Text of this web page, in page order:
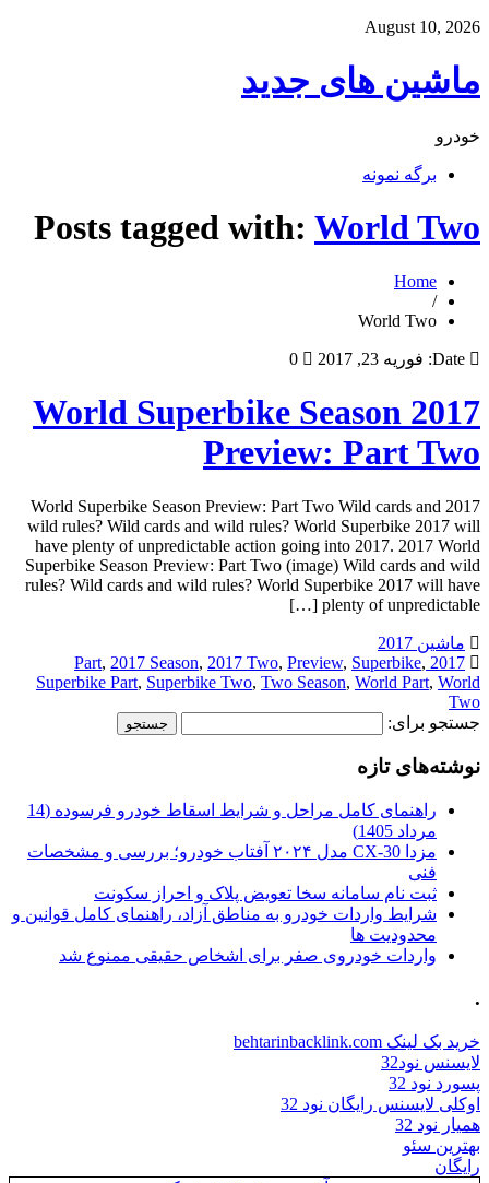
August 10, 2026
ماشین های جدید
خودرو
برگه نمونه
Posts tagged with: World Two
Home
/
World Two
Date: فوریه 23, 2017 0
2017 World Superbike Season
Preview: Part Two
2017 World Superbike Season Preview: Part Two Wild cards and
wild rules? Wild cards and wild rules? World Superbike 2017 will
have plenty of unpredictable action going into 2017. 2017 World
Superbike Season Preview: Part Two (image) Wild cards and wild
rules? Wild cards and wild rules? World Superbike 2017 will have
plenty of unpredictable […]
ماشین 2017
2017 Part
, 2017 Season, 2017 Two, Preview, Superbike,
Superbike Part, Superbike Two, Two Season, World Part, World
Two
جستجو برای:
نوشته‌های تازه
راهنمای کامل مراحل و شرایط اسقاط خودرو فرسوده (14
مرداد 1405)
مزدا CX-30 مدل ۲۰۲۴ آفتاب خودرو؛ بررسی و مشخصات
فنی
ثبت نام سامانه سخا تعویض پلاک و احراز سکونت
شرایط واردات خودرو به مناطق آزاد، راهنمای کامل قوانین و
محدودیت ها
واردات خودروی صفر برای اشخاص حقیقی ممنوع شد
.
خرید بک لینک behtarinbacklink.com
لایسنس نود32
پسورد نود 32
اوکلی لایسنس رایگان نود 32
همیار نود 32
بهترین سئو
رایگان